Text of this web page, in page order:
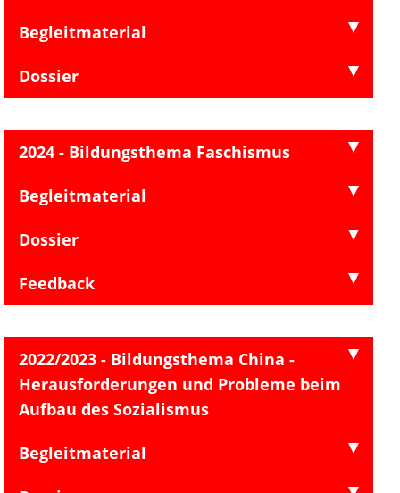
Begleitmaterial
Dossier
2024 - Bildungsthema Faschismus
Begleitmaterial
Dossier
Feedback
2022/2023 - Bildungsthema China -
Herausforderungen und Probleme beim
Aufbau des Sozialismus
Begleitmaterial